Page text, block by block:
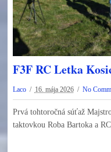
F3F RC Letka
Laco 16. mája 2026 No
Prvá tohtoročná súťaž
taktovkou Roba Bartoka a